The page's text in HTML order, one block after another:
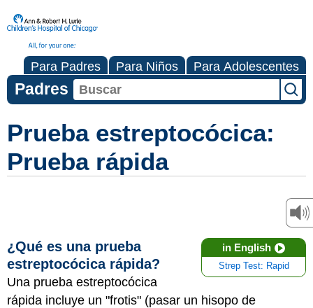
Para Padres Para Niños Para Adolescentes
Padres
Prueba estreptocócica:
Prueba rápida
in English
Strep Test: Rapid
¿Qué es una prueba
estreptocócica rápida?
Una prueba estreptocócica
rápida incluye un "frotis" (pasar un hisopo de